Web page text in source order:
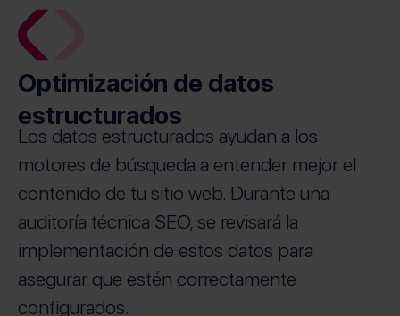
Optimización de datos
estructurados
Los datos estructurados ayudan a los
motores de búsqueda a entender mejor el
contenido de tu sitio web. Durante una
auditoría técnica SEO, se revisará la
implementación de estos datos para
asegurar que estén correctamente
configurados.